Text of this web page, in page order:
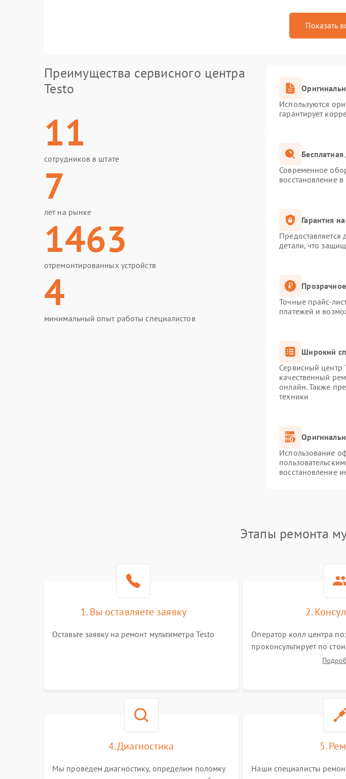
Показать
Преимущества сервисного центра
Testo
11
сотрудников в штате
7
лет на рынке
1463
отремонтированных устройств
4
минимальный опыт работы специалистов
Используются
гарантирует
Современное
восстановление
Гарантия
детали, что
Точные прайс-
платежей и
Широкий
Сервисный центр
качественный
онлайн. Также
техники
Использование
восстановление
Этапы ремонта
1. Вы оставляете заявку
Оставьте заявку на ремонт мультиметра Testo
2.
Оператор колл центра
проконсультирует по
мультиметра а также
4. Диагностика
Мы проведем диагностику, определим поломку
5.
Наши специалисты